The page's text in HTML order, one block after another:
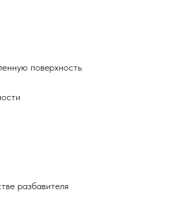
поверхность
разбавителя